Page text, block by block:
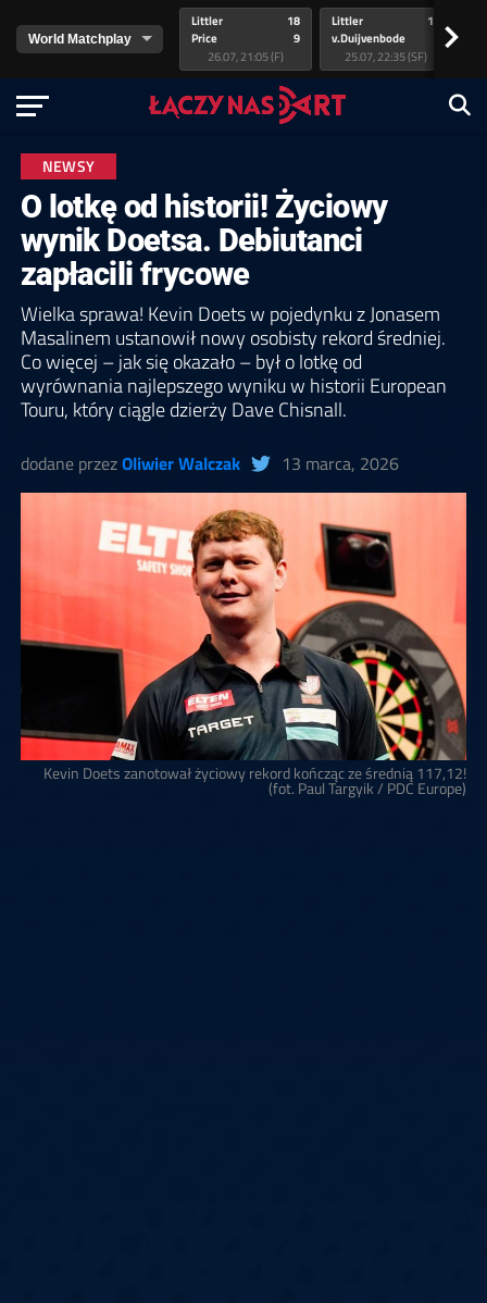
Littler
Price
18
9
26.07, 21:05 (F)
Littler
v.Duijvenbode
17
25.07, 22:35 (SF)
>
NEWSY
O lotkę od historii! Życiowy
wynik Doetsa. Debiutanci
zapłacili frycowe
Wielka sprawa! Kevin Doets w pojedynku z Jonasem
Masalinem ustanowił nowy osobisty rekord średniej.
Co więcej – jak się okazało – był o lotkę od
wyrównania najlepszego wyniku w historii European
Touru, który ciągle dzierży Dave Chisnall.
dodane przezOliwier Walczak 13 marca, 2026
Kevin Doets zanotował życiowy rekord kończąc ze średnią 117,12!
(fot. Paul Targyik / PDC Europe)